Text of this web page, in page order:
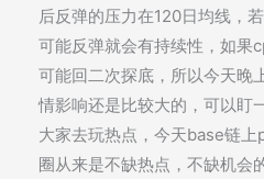
后反弹的压力在120日均线，
可能反弹就会有持续性，如果
可能回二次探底，所以今天晚
情影响还是比较大的，可以盯
大家去玩热点，今天base链
圈从来是不缺热点，不缺机会